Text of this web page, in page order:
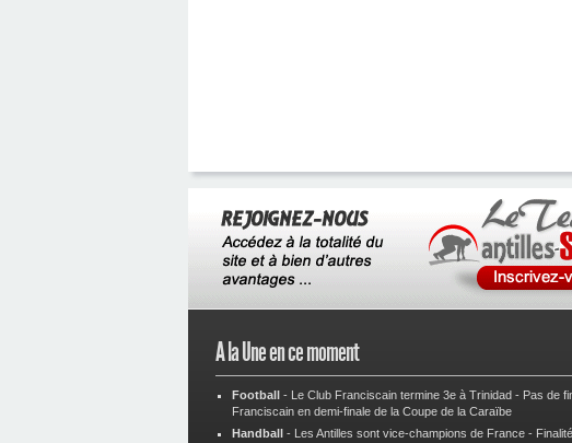
A la Une en ce moment
Football - Le Club Franciscain termine 3e à Trinidad - Pas de
Franciscain en demi-finale de la Coupe de la Caraïbe
Handball
- Les Antilles sont vice-champions de France -